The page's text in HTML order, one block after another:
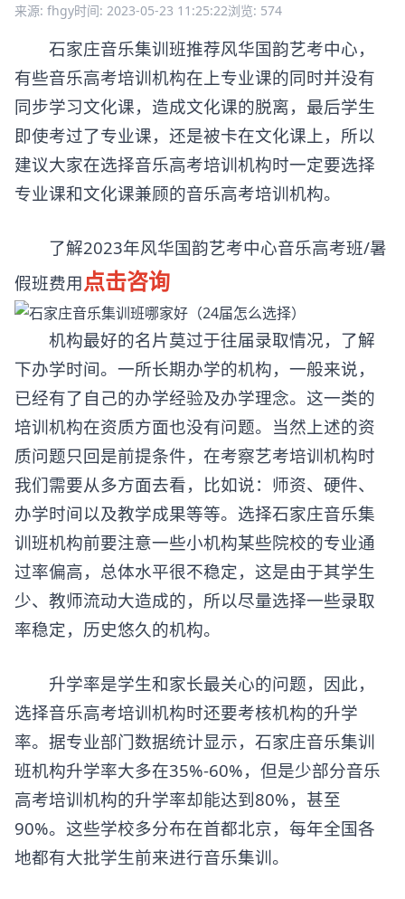
来源: fhgy时间: 2023-05-23 11:25:22浏览: 574
石家庄音乐集训班推荐风华国韵艺考中心，
有些音乐高考培训机构在上专业课的同时并没有
同步学习文化课，造成文化课的脱离，最后学生
即使考过了专业课，还是被卡在文化课上，所以
建议大家在选择音乐高考培训机构时一定要选择
专业课和文化课兼顾的音乐高考培训机构。
了解2023年风华国韵艺考中心音乐高考班/暑
假班费用点击咨询
机构最好的名片莫过于往届录取情况，了解
下办学时间。一所长期办学的机构，一般来说，
已经有了自己的办学经验及办学理念。这一类的
培训机构在资质方面也没有问题。当然上述的资
质问题只回是前提条件，在考察艺考培训机构时
我们需要从多方面去看，比如说：师资、硬件、
办学时间以及教学成果等等。选择石家庄音乐集
训班机构前要注意一些小机构某些院校的专业通
过率偏高，总体水平很不稳定，这是由于其学生
少、教师流动大造成的，所以尽量选择一些录取
率稳定，历史悠久的机构。
升学率是学生和家长最关心的问题，因此，
选择音乐高考培训机构时还要考核机构的升学
率。据专业部门数据统计显示，石家庄音乐集训
班机构升学率大多在35%-60%，但是少部分音乐
高考培训机构的升学率却能达到80%，甚至
90%。这些学校多分布在首都北京，每年全国各
地都有大批学生前来进行音乐集训。